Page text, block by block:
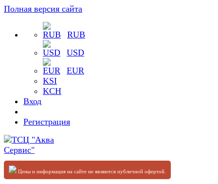
Полная версия сайта
RUB
USD
EUR
KSI
KCH
Вход
Регистрация
Цены и информация на сайте не являются публичной офертой.